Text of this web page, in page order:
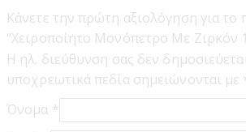
Κάνετε την πρώτη αξιολόγηση για το
“Χειροποίητο Μονόπετρο Με Ζιρκόν
Η ηλ. διεύθυνση σας δεν
υποχρεωτικά πεδία σημειώνονται με
Όνομα *